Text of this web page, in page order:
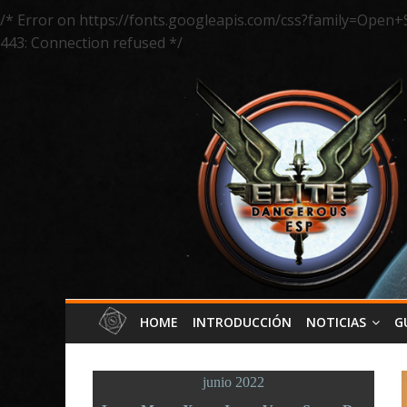
/* Error on https://fonts.googleapis.com/
443: Connection refused */
HOME INTRODUCCIÓN NOTICIAS
junio 2022